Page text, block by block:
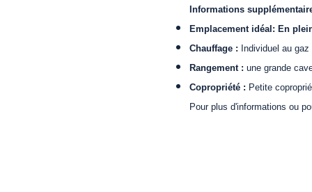
Informations
Emplacement idéal : En
Chauffage : Individuel au gaz
Rangement : une grande
Copropriété : Petite
Pour plus d'informations ou